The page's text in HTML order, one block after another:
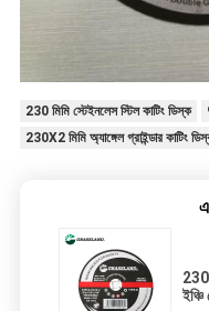
230 মিমি স্টেইনলেস স্টিল কাটিং ডিস্ক
230X2 মিমি অ্যাঙ্গেল গ্রাইন্ডার কাটিং